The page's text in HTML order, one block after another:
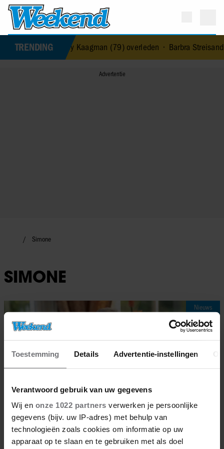
Toestemming Details Advertentie-instellingen
Verantwoord gebruik van uw gegevens
Wij en onze 1022 partners verwerken je persoonlijke
gegevens (bijv. uw IP-adres) met behulp van
technologieën zoals cookies om informatie op uw
apparaat op te slaan en te gebruiken met als doel
TRENDING
Fire-zangeres Jerney Kaagman (79) overleden• Barbra
Simone
SIMONE
Nieuws